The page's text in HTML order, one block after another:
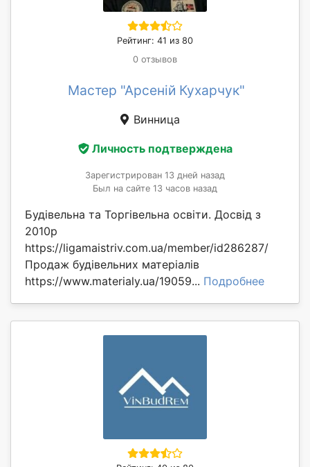
Рейтинг: 41 из 80
0 отзывов
Мастер "Арсеній Кухарчук"
Винница
Личность подтверждена
Зарегистрирован 13 дней назад
Был на сайте 13 часов назад
Будівельна та Торгівельна освіти. Досвід з
2010р
https://ligamaistriv.com.ua/member/id286287/
Продаж будівельних матеріалів
https://www.materialy.ua/19059... Подробнее